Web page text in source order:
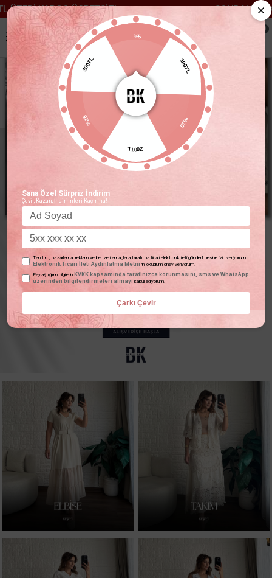
ÜCRETSİZ! SONBAHAR/KIŞ İÇİN
0
%5
100TL
%10
200TL
%15
300TL
Sana Özel Sürpriz İndirim
Çevir, Kazan, İndirimleri Kaçırma!
Tanıtım, pazarlama, reklam ve benzeri amaçlarla tarafıma ticari elektronik ileti gönderilmesine izin veriyorum.
Elektronik Ticari İleti Aydınlatma Metni 'ni okudum onay veriyorum.
Paylaştığım bilgilerin KVKK kapsamında tarafınızca korunmasını, sms ve WhatsApp
üzerinden bilgilendirmeleri almayı kabul ediyorum.
Çarkı Çevir